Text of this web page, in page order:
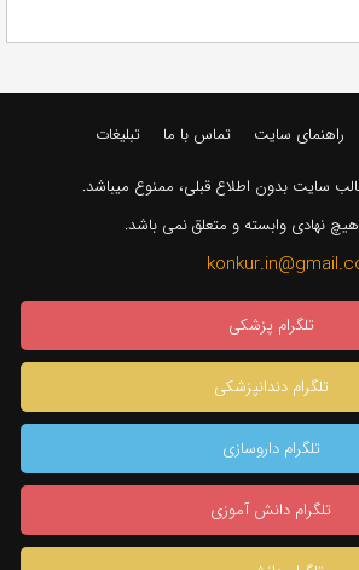
راهنمای سایت تماس با ما تبلیغات
سایت بدون اطلاع قبلی، ممنوع میباشد.
نهادی وابسته و متعلق نمی باشد.
تلگرام پزشکی
تلگرام دندانپزشکی
تلگرام داروسازی
تلگرام دانش آموزی